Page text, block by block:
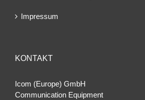
Impressum
KONTAKT
Icom (Europe) GmbH
Communication Equipment